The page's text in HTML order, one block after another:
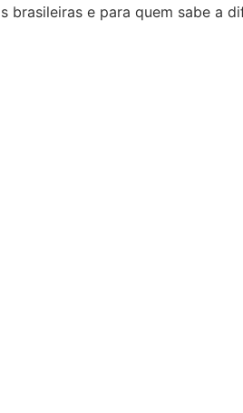
brasileiras e para quem sabe a